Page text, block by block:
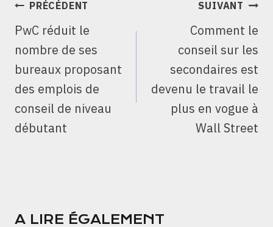
L’ARTICLE
PRÉCÉDENT
PwC réduit le
nombre de ses
bureaux proposant
des emplois de
conseil de niveau
débutant
SUIVANT
Comment le
conseil sur les
secondaires est
devenu le travail le
plus en vogue à
Wall Street
A LIRE ÉGALEMENT